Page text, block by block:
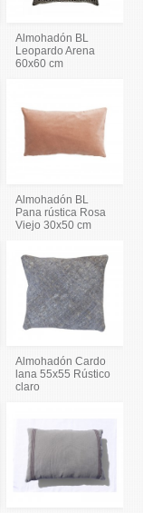
Almohadón BL
Leopardo Arena
60x60 cm
Almohadón BL
Pana rústica Rosa
Viejo 30x50 cm
Almohadón Cardo
lana 55x55 Rústico
claro